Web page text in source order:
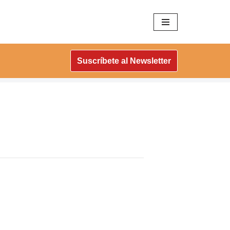
Suscríbete al Newsletter